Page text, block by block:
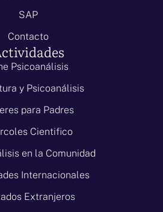
SAP
Contacto
Psicoanálisis
y Psicoanálisis
para Padres
Cientifico
en la Comunidad
Internacionales
Extranjeros